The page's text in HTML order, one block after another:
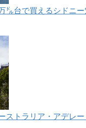
㌦台で買えるシドニー
ストラリア・アデレー